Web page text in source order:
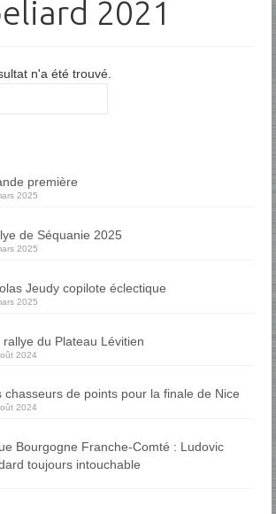
2021
n'a été trouvé.
première
2025
de Séquanie 2025
2025
Jeudy copilote éclectique
2025
rallye du Plateau Lévitien
2024
chasseurs de points pour la finale de Nice
2024
Bourgogne Franche-Comté : Ludovic
toujours intouchable